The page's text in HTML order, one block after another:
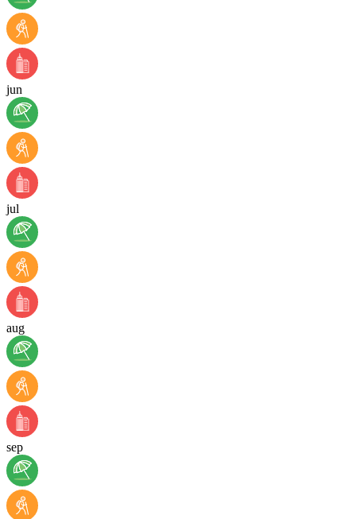
jun
jul
aug
sep